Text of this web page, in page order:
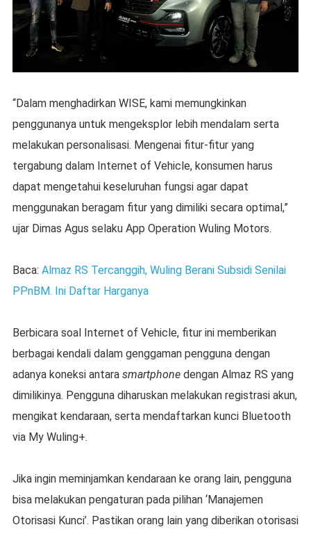
“Dalam menghadirkan WISE, kami memungkinkan
penggunanya untuk mengeksplor lebih mendalam serta
melakukan personalisasi. Mengenai fitur-fitur yang
tergabung dalam Internet of Vehicle, konsumen harus
dapat mengetahui keseluruhan fungsi agar dapat
menggunakan beragam fitur yang dimiliki secara optimal,”
ujar Dimas Agus selaku App Operation Wuling Motors.
Baca: Almaz RS Tercanggih, Wuling Berani Subsidi Senilai
PPnBM. Ini Daftar Harganya
Berbicara soal Internet of Vehicle, fitur ini memberikan
berbagai kendali dalam genggaman pengguna dengan
adanya koneksi antara smartphonedengan Almaz RS yang
dimilikinya. Pengguna diharuskan melakukan registrasi akun,
mengikat kendaraan, serta mendaftarkan kunci Bluetooth
via My Wuling+.
Jika ingin meminjamkan kendaraan ke orang lain, pengguna
bisa melakukan pengaturan pada pilihan ‘Manajemen
Otorisasi Kunci’. Pastikan orang lain yang diberikan otorisasi